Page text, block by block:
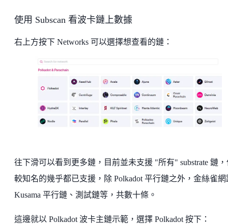
使用 Subscan 看波卡鏈上數據
右上方按下 Networks 可以選擇想查看的鏈：
往下滑可以看到更多鏈，目前並未支援 "所有" substrate 鏈
較知名的幾乎都已支援，除 Polkadot 平行鏈之外，金絲雀網
Kusama 平行鏈、測試鏈等，共數十條。
這邊就以 Polkadot 波卡主鏈示範，選擇 Polkadot 按下：